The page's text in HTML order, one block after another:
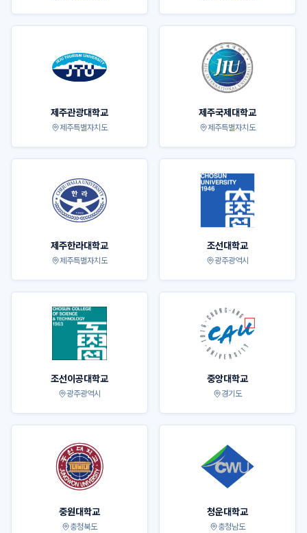
제주관광대학교
제주특별자치도
제주국제대학교
제주특별자치도
제주한라대학교
제주특별자치도
조선대학교
광주광역시
조선이공대학교
광주광역시
중앙대학교
경기도
중원대학교
충청북도
청운대학교
충청남도